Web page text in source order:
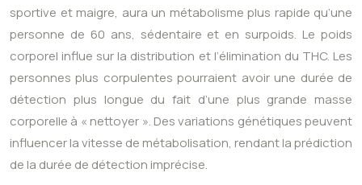
sportive et maigre, aura un métabolisme plus rapide qu’une
personne de 60 ans, sédentaire et en surpoids. Le poids
corporel influe sur la distribution et l’élimination du THC. Les
personnes plus corpulentes pourraient avoir une durée de
détection plus longue du fait d’une plus grande masse
corporelle à « nettoyer ». Des variations génétiques peuvent
influencer la vitesse de métabolisation, rendant la prédiction
de la durée de détection imprécise.